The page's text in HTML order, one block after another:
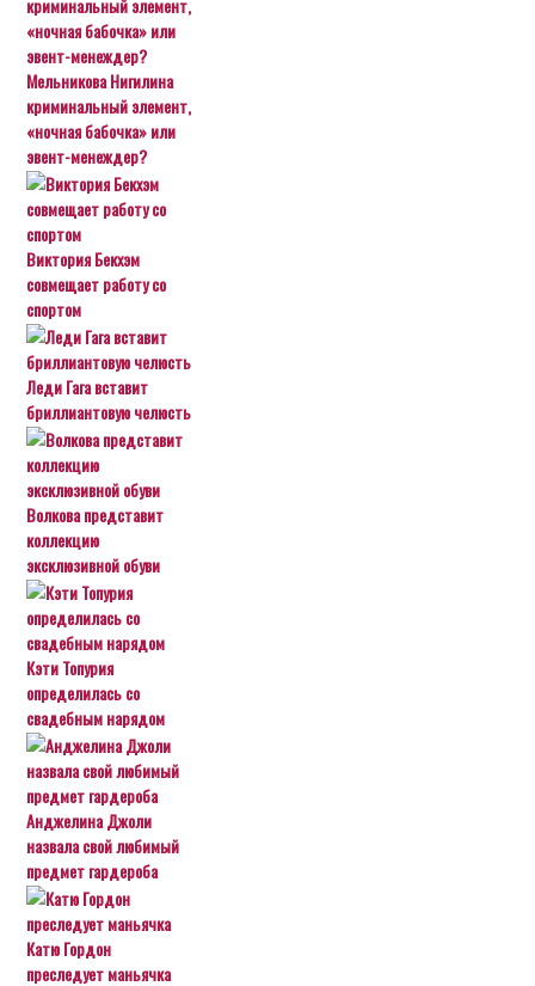
Мельникова Нигилина
криминальный элемент,
«ночная бабочка» или
эвент-менеждер?
Виктория Бекхэм
совмещает работу со
спортом
Леди Гага вставит
бриллиантовую челюсть
Волкова представит
коллекцию
эксклюзивной обуви
Кэти Топурия
определилась со
свадебным нарядом
Анджелина Джоли
назвала свой любимый
предмет гардероба
Катю Гордон
преследует маньячка